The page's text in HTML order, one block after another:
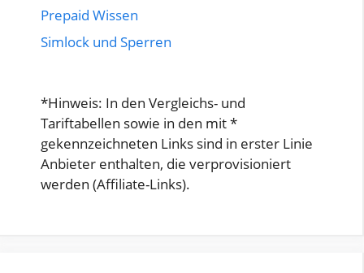
Prepaid Wissen
Simlock und Sperren
*Hinweis: In den Vergleichs- und
Tariftabellen sowie in den mit *
gekennzeichneten Links sind in erster Linie
Anbieter enthalten, die verprovisioniert
werden (Affiliate-Links).